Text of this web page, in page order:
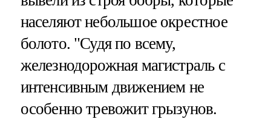
населяют небольшое окрестное
болото. "Судя по всему,
железнодорожная магистраль с
интенсивным движением не
особенно тревожит грызунов.